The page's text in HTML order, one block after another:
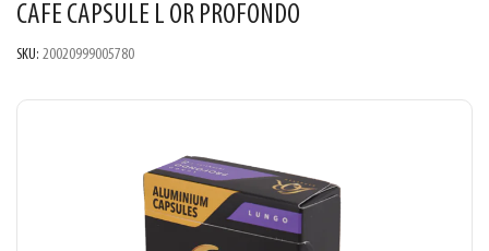
CAFE CAPSULE L OR PROFONDO
SKU: 20020999005780